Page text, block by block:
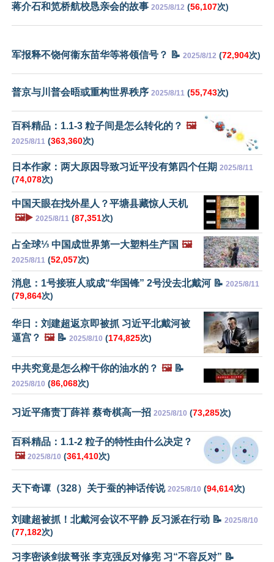
蒋介石和笕桥航校恳亲会的故事 2025/8/12 (56,107次)
军报释不饶何衞东苗华等将领信号？ 📝 2025/8/12 (72,904次)
普京与川普会晤或重构世界秩序 2025/8/11 (55,743次)
百科精品：1.1-3 粒子间是怎么转化的？ 🖼️
2025/8/11 (363,360次)
日本作家：两大原因导致习近平没有第四个任期 2025/8/11
(74,078次)
中国天眼在找外星人？平塘县藏惊人天机
🖼️▶️ 2025/8/11 (87,351次)
占全球⅓ 中国成世界第一大塑料生产国 🖼️
2025/8/11 (52,057次)
消息：1号接班人或成“华国锋” 2号没去北戴河 📝 2025/8/11
(79,864次)
华日：刘建超返京即被抓 习近平北戴河被
逼宫？ 🖼️📝 2025/8/10 (174,825次)
中共究竟是怎么榨干你的油水的？ 🖼️📝
2025/8/10 (86,068次)
习近平痛责丁薛祥 蔡奇棋高一招 2025/8/10 (73,285次)
百科精品：1.1-2 粒子的特性由什么决定？
🖼️ 2025/8/10 (361,410次)
天下奇谭（328）关于蚕的神话传说 2025/8/10 (94,614次)
刘建超被抓！北戴河会议不平静 反习派在行动 📝 2025/8/10
(77,182次)
习李密谈剑拔弩张 李克强反对修宪 习“不容反对” 📝